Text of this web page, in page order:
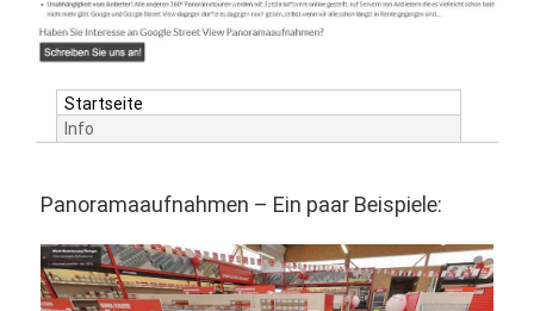
Startseite
Info
Panoramaaufnahmen – Ein paar Beispiele: